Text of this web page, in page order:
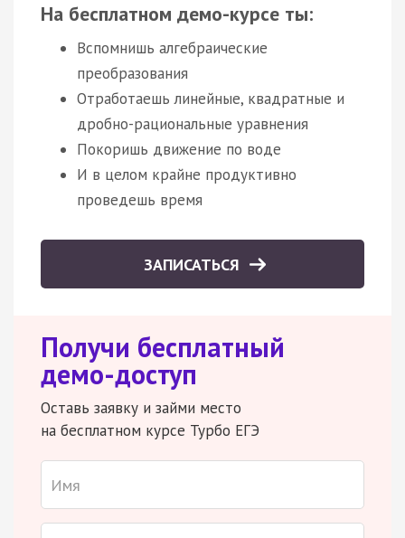
На бесплатном демо-курсе ты:
Вспомнишь алгебраические
преобразования
Отработаешь линейные, квадратные и
дробно-рациональные уравнения
Покоришь движение по воде
И в целом крайне продуктивно
проведешь время
ЗАПИСАТЬСЯ
Получи бесплатный
демо-доступ
Оставь заявку и займи место
на бесплатном курсе Турбо ЕГЭ